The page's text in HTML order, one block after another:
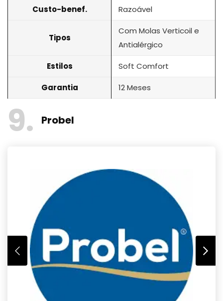
Custo-benef. Razoável
Tipos
Com Molas Verticoil e
Antialérgico
Estilos Soft Comfort
Garantia 12 Meses
9 Probel